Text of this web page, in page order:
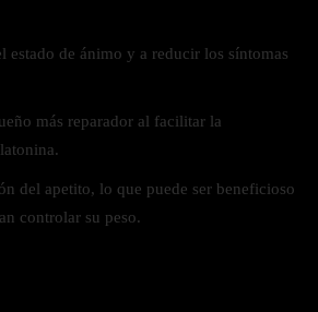
estado de ánimo y a reducir los síntomas
más reparador al facilitar la
del apetito, lo que puede ser beneficioso
controlar su peso.